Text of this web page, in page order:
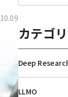
カテゴ
Deep
LLMO